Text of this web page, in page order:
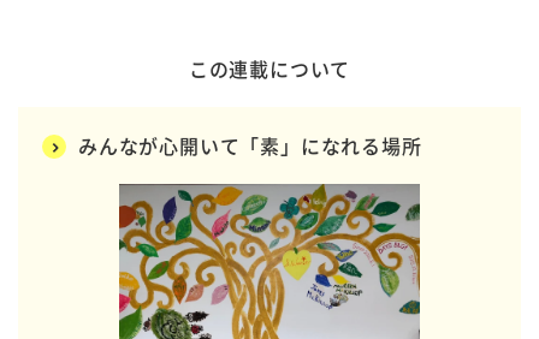
この連載について
みんなが心開いて「素」になれる場所